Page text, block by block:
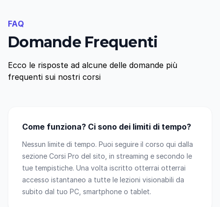
FAQ
Domande Frequenti
Ecco le risposte ad alcune delle domande più
frequenti sui nostri corsi
Come funziona? Ci sono dei limiti di tempo?
Nessun limite di tempo. Puoi seguire il corso qui dalla
sezione Corsi Pro del sito, in streaming e secondo le
tue tempistiche. Una volta iscritto otterrai otterrai
accesso istantaneo a tutte le lezioni visionabili da
subito dal tuo PC, smartphone o tablet.